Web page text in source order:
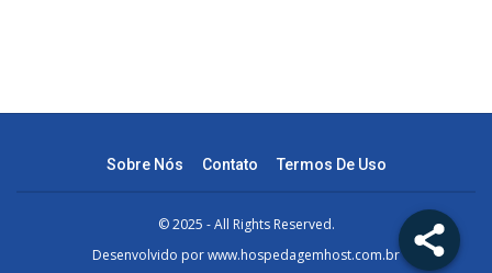
Sobre Nós Contato Termos De Uso
© 2025 - All Rights Reserved.
Desenvolvido porwww.hospedagemhost.com.br